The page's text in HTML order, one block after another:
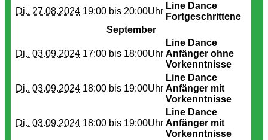
Di.. 27.08.2024 19:00 bis 20:00Uhr
Line Dance
Fortgeschrittene
September
Di.. 03.09.2024 17:00 bis 18:00Uhr
Line Dance
Anfänger ohne
Vorkenntnisse
Di.. 03.09.2024 18:00 bis 19:00Uhr
Line Dance
Anfänger mit
Vorkenntnisse
Di.. 03.09.2024 18:00 bis 19:00Uhr
Line Dance
Anfänger mit
Vorkenntnisse